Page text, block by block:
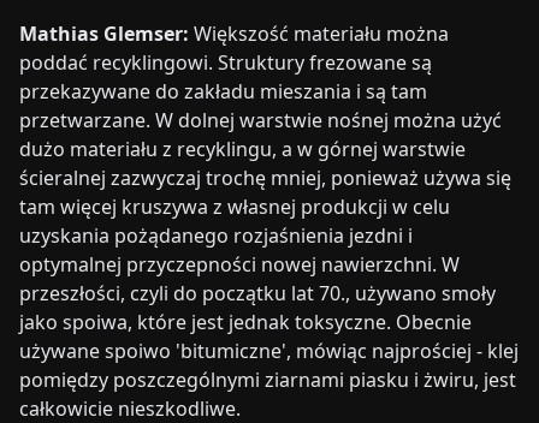
Mathias Glemser: Większość materiału można
poddać recyklingowi. Struktury frezowane są
przekazywane do zakładu mieszania i są tam
przetwarzane. W dolnej warstwie nośnej można użyć
dużo materiału z recyklingu, a w górnej warstwie
ścieralnej zazwyczaj trochę mniej, ponieważ używa się
tam więcej kruszywa z własnej produkcji w celu
uzyskania pożądanego rozjaśnienia jezdni i
optymalnej przyczepności nowej nawierzchni. W
przeszłości, czyli do początku lat 70., używano smoły
jako spoiwa, które jest jednak toksyczne. Obecnie
używane spoiwo 'bitumiczne', mówiąc najprościej - klej
pomiędzy poszczególnymi ziarnami piasku i żwiru, jest
całkowicie nieszkodliwe.